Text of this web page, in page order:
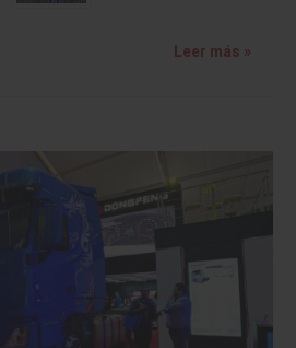
Leer más »